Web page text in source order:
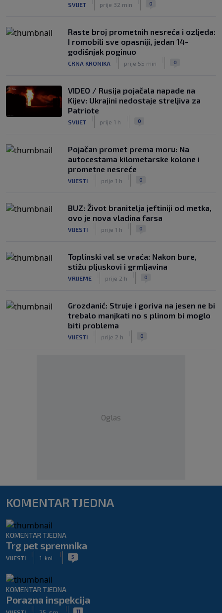
SVIJET prije 32 min 0
Raste broj prometnih nesreća i ozljeda:
I romobili sve opasniji, jedan 14-
godišnjak poginuo
CRNA KRONIKA prije 55 min 0
VIDEO / Rusija pojačala napade na
Kijev: Ukrajini nedostaje streljiva za
Patriote
SVIJET prije 1 h 0
Pojačan promet prema moru: Na
autocestama kilometarske kolone i
prometne nesreće
VIJESTI prije 1 h 0
BUZ: Život branitelja jeftiniji od metka,
ovo je nova vladina farsa
VIJESTI prije 1 h 0
Toplinski val se vraća: Nakon bure,
stižu pljuskovi i grmljavina
VRIJEME prije 2 h 0
Grozdanić: Struje i goriva na jesen ne bi
trebalo manjkati no s plinom bi moglo
biti problema
VIJESTI prije 2 h 0
Oglas
KOMENTAR TJEDNA
KOMENTAR TJEDNA
Trg pet spremnika
VIJESTI
|
1. kol.
| 5
KOMENTAR TJEDNA
Porazna inspekcija
| | 11